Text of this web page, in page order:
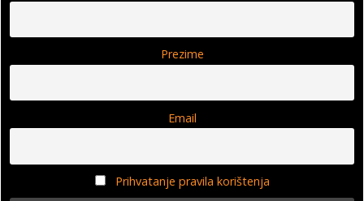
Prezime
Email
Prihvatanje pravila korištenja